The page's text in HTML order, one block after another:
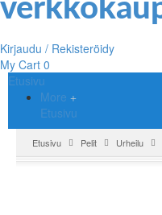
Kirjaudu / Rekisteröidy
My Cart 0
Etusivu
More
Etusivu
Etusivu Pelit Urheilu